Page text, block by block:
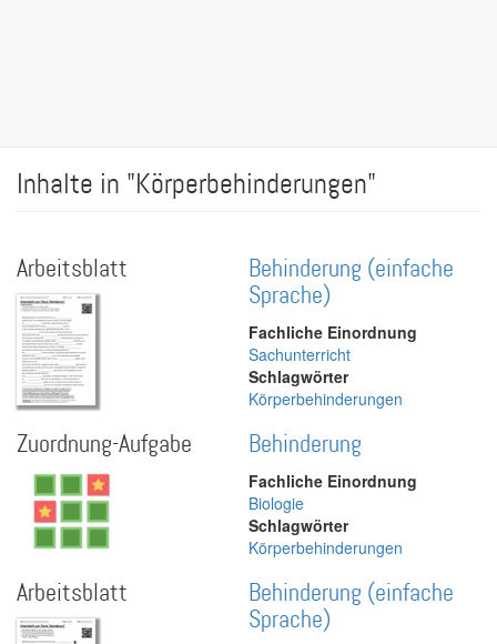
Inhalte in "Körperbehinderungen"
Arbeitsblatt
Behinderung (einfache
Sprache)
Fachliche Einordnung
Sachunterricht
Schlagwörter
Körperbehinderungen
Zuordnung-Aufgabe Behinderung
Fachliche Einordnung
Biologie
Schlagwörter
Körperbehinderungen
Arbeitsblatt
Behinderung (einfache
Sprache)